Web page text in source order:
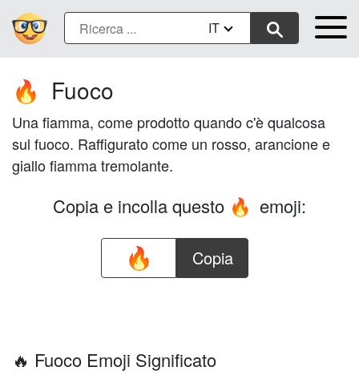
IT
🔥 Fuoco
Una fiamma, come prodotto quando c'è qualcosa
sul fuoco. Raffigurato come un rosso, arancione e
giallo fiamma tremolante.
Copia e incolla questo 🔥 emoji:
Copia
🔥 Fuoco Emoji Significato